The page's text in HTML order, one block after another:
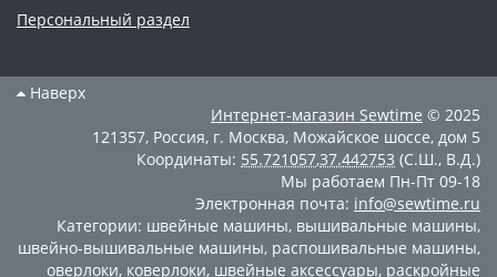
Персональный раздел
Наверх
Интернет-магазин Sewtime © 2025
121357, Россия, г. Москва, Можайское шоссе, дом 5
Координаты: 55.721057,37.442753 (С.Ш., В.Д.)
Мы работаем Пн-Пт 09-18
Электронная почта: info@sewtime.ru
Категории: швейные машины, вышивальные машины,
швейно-вышивальные машины, распошивальные машины,
оверлоки, коверлоки, швейные аксессуары, раскройные